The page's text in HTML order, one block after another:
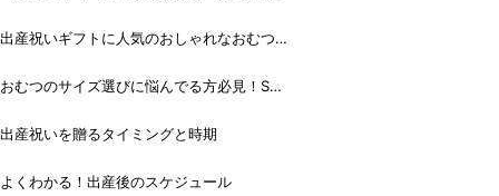
出産祝いギフトに人気のおしゃれなおむつケ
おむつのサイズ選びに悩んでる方必見！Sサ
出産祝いを贈るタイミングと時期
よくわかる！出産後のスケジュール